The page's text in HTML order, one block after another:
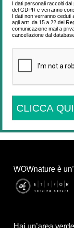
I dati personali raccolti
del GDPR e verranno
I dati non verranno ceduti
agli artt. da 15 a 22 del
comunicazione mail a
cancellazione dal
CLICCA
WOWnature è